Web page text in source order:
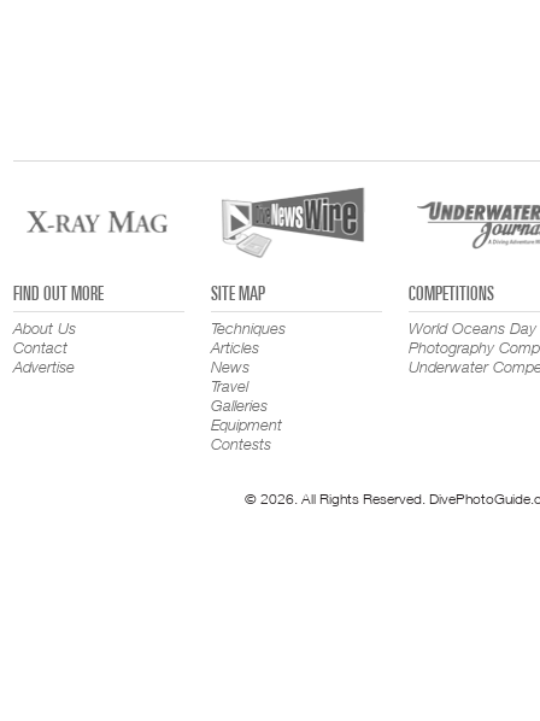
FIND OUT MORE
About Us
Contact
Advertise
SITE MAP
Techniques
Articles
News
Travel
Galleries
Equipment
Contests
COMPETITIONS
World Oceans Day
Photography
Underwater
© 2026. All Rights Reserved.